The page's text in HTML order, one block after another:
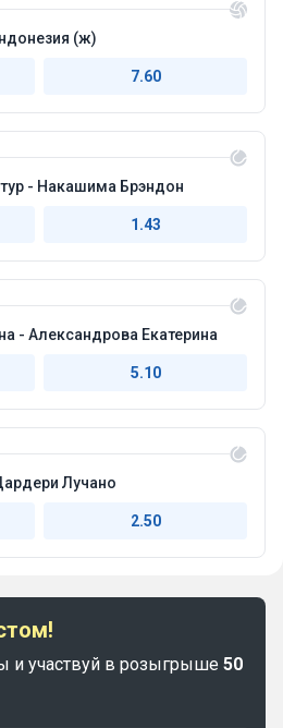
(ж)
7.60
- Накашима Брэндон
1.43
- Александрова Екатерина
5.10
Лучано
2.50
и участвуй в розыгрыше 50